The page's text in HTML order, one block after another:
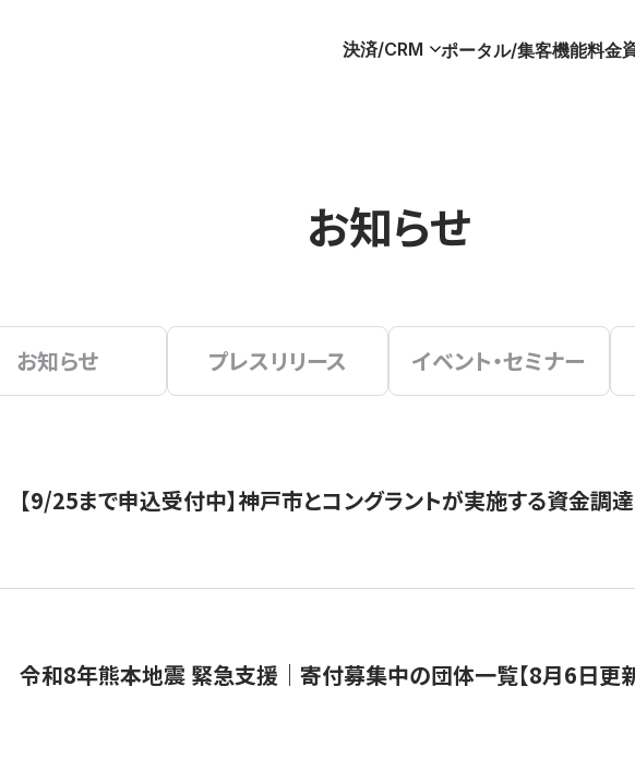
決済/CRM ポータル/集客機能料金
お知らせ
お知らせ プレスリリース イベント・セミナー
【9/25まで申込受付中】神戸市とコングラントが実施する資金調
令和8年熊本地震 緊急支援｜寄付募集中の団体一覧【8月6日更新